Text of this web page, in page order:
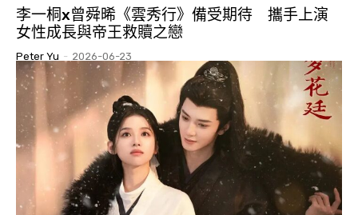
李一桐x曾舜晞《雲秀行》備受期待 攜手上演
女性成長與帝王救贖之戀
Peter Yu - 2026-06-23